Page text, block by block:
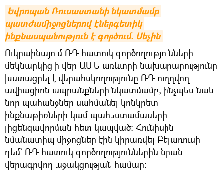
Եվրոպան Ռուսաստանի նկատմամբ
պատժամիջոցներով էներգետիկ
ինքնասպանություն է գործում. Սեչին
Ուկրաինայում ՌԴ հատուկ գործողությունների
մեկնարկից ի վեր ԱՄՆ առևտրի նախարարությունը
խստացրել է վերահսկողությունը ՌԴ ուղղվող
ավիացիոն ապրանքների նկատմամբ, ինչպես նաև
նոր պահանջներ սահմանել կոնկրետ
ինքնաթիռների կամ պահեստամասերի
լիցենզավորման հետ կապված։ Հունիսին
նմանատիպ միջոցներ էին կիրառվել Բելառուսի
դեմ` ՌԴ հատուկ գործողություններին նրան
վերագրվող աջակցության համար։